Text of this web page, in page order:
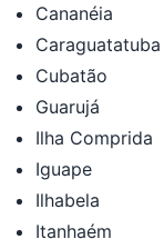
Cananéia
Caraguatatuba
Cubatão
Guarujá
Ilha Comprida
Iguape
Ilhabela
Itanhaém